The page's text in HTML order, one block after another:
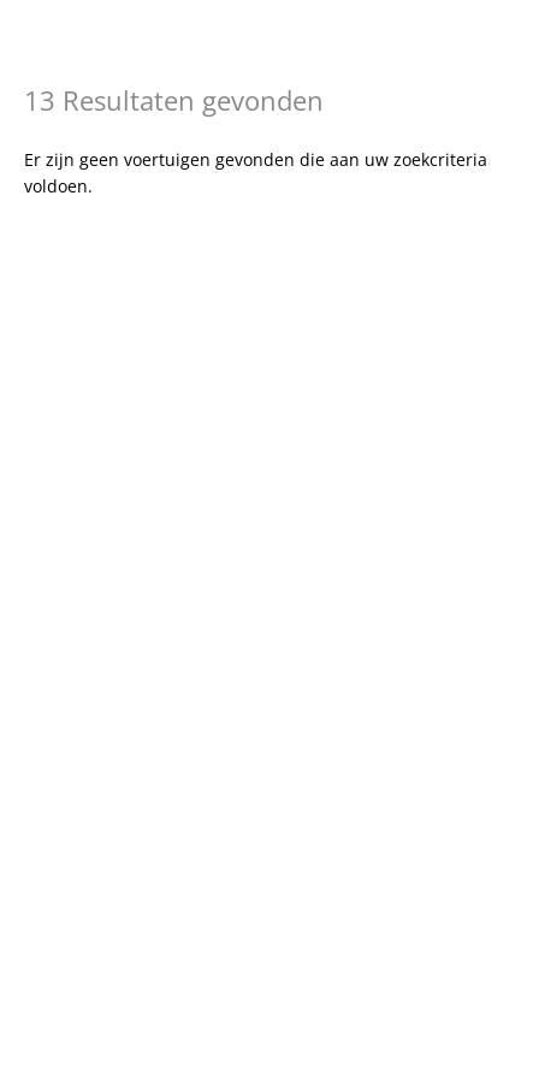
13 Resultaten gevonden
Er zijn geen voertuigen gevonden die aan uw zoekcriteria
voldoen.